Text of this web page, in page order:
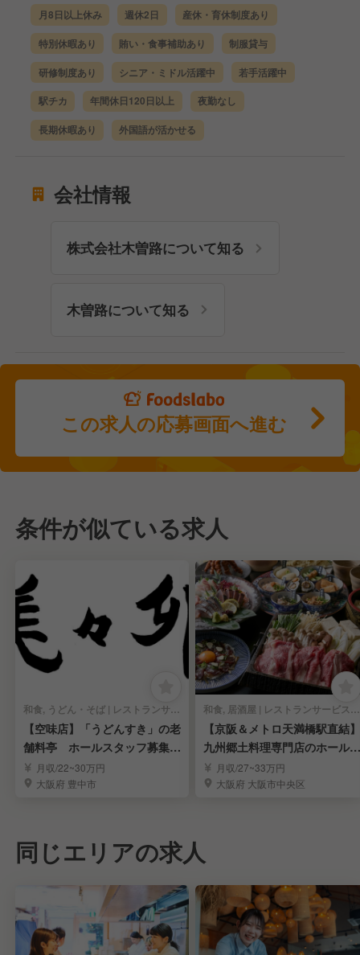
月8日以上休み 週休2日 産休・育休制度あり
特別休暇あり 賄い・食事補助あり 制服貸与
研修制度あり シニア・ミドル活躍中 若手活躍中
駅チカ 年間休日120日以上 夜勤なし
長期休暇あり 外国語が活かせる
会社情報
株式会社木曽路について知る
木曽路について知る
この求人の応募画面へ進む
条件が似ている求人
和食, うどん・そば | レストランサービス・ホールスタッフ
【空味店】「うどんすき」の老
舗料亭 ホールスタッフ募集!
≪第二新卒歓迎≫
月収/22~30万円
大阪府 豊中市
和食, 居酒屋 | レストランサービス・ホールスタッフ
【京阪＆メトロ天満橋駅直結】
九州郷土料理専門店のホールス
タッフ《月9休》
月収/27~33万円
大阪府 大阪市中央区
同じエリアの求人